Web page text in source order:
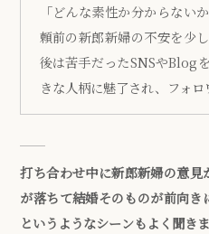
「どんな素性か分からない
頼前の新郎新婦の不安を少
後は苦手だったSNSやBlog
きな人柄に魅了され、フォロ
打ち合わせ中に新郎新婦の意
が落ちて結婚そのものが前向
というようなシーンもよく聞きま